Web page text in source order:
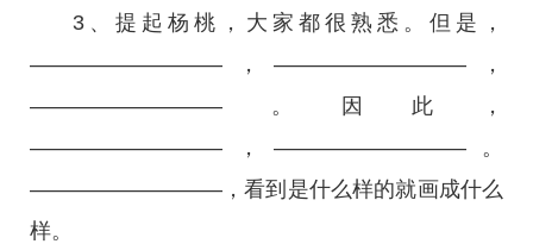
3、提起杨桃，大家都很熟悉。但是，
—————————，—————————，
—————————。因此，
—————————，—————————。
—————————，看到是什么样的就画成什么
样。